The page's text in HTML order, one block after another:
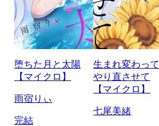
堕ちた月と太陽
【マイクロ】
雨宿りぃ
完結
生まれ変わって
やり直させて
【マイクロ】
七尾美緒